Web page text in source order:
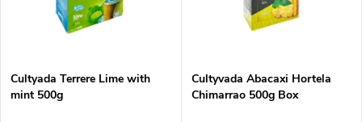
p
e
d
Cultyada Terrere Lime with
mint 500g
Cultyvada Abacaxi Hortela
Chimarrao 500g Box